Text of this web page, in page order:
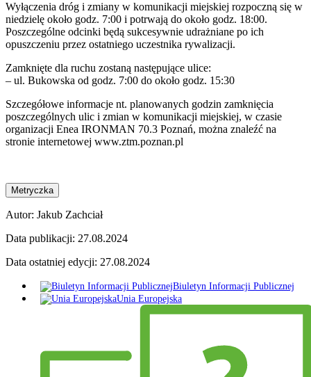
Wyłączenia dróg i zmiany w komunikacji miejskiej rozpoczną się w
niedzielę około godz. 7:00 i potrwają do około godz. 18:00.
Poszczególne odcinki będą sukcesywnie udrażniane po ich
opuszczeniu przez ostatniego uczestnika rywalizacji.
Zamknięte dla ruchu zostaną następujące ulice:
– ul. Bukowska od godz. 7:00 do około godz. 15:30
Szczegółowe informacje nt. planowanych godzin zamknięcia
poszczególnych ulic i zmian w komunikacji miejskiej, w czasie
organizacji Enea IRONMAN 70.3 Poznań, można znaleźć na
stronie internetowej www.ztm.poznan.pl
Metryczka
Autor: Jakub Zachciał
Data publikacji: 27.08.2024
Data ostatniej edycji: 27.08.2024
Biuletyn Informacji Publicznej
Unia Europejska